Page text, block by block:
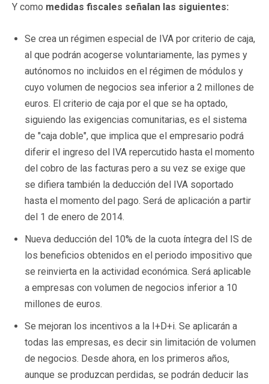
Y como medidas fiscales señalan las siguientes:
Se crea un régimen especial de IVA por criterio de caja,
al que podrán acogerse voluntariamente, las pymes y
autónomos no incluidos en el régimen de módulos y
cuyo volumen de negocios sea inferior a 2 millones de
euros. El criterio de caja por el que se ha optado,
siguiendo las exigencias comunitarias, es el sistema
de "caja doble", que implica que el empresario podrá
diferir el ingreso del IVA repercutido hasta el momento
del cobro de las facturas pero a su vez se exige que
se difiera también la deducción del IVA soportado
hasta el momento del pago. Será de aplicación a partir
del 1 de enero de 2014.
Nueva deducción del 10% de la cuota íntegra del IS de
los beneficios obtenidos en el periodo impositivo que
se reinvierta en la actividad económica. Será aplicable
a empresas con volumen de negocios inferior a 10
millones de euros.
Se mejoran los incentivos a la I+D+i. Se aplicarán a
todas las empresas, es decir sin limitación de volumen
de negocios. Desde ahora, en los primeros años,
aunque se produzcan perdidas, se podrán deducir las